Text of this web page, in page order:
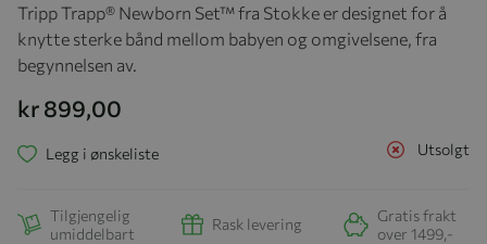
Tripp Trapp® Newborn Set™ fra Stokke er designet for å
knytte sterke bånd mellom babyen og omgivelsene, fra
begynnelsen av.
kr 899,00
Utsolgt
Legg i ønskeliste
Tilgjengelig
umiddelbart
Rask levering
Gratis frakt
over 1499,-